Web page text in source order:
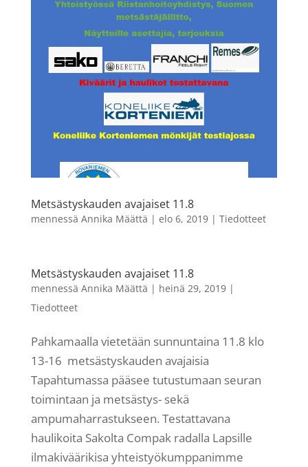
Metsästyskauden avajaiset 11.8
mennessä Annika Määttä | elo 6, 2019| Tiedotteet
Metsästyskauden avajaiset 11.8
mennessä Annika Määttä | heinä 29, 2019|
Tiedotteet
Pahkamaalla vietetään sunnuntaina 11.8 klo
13-16 metsästyskauden avajaisia
Tapahtumassa pääsee tutustumaan seuran
toimintaan ja metsästys- sekä
ampumaharrastukseen. Testattavana
haulikoita Sakolta Compak radalla Lapsille
ilmakiväärikisa yhteistyökumppanimme